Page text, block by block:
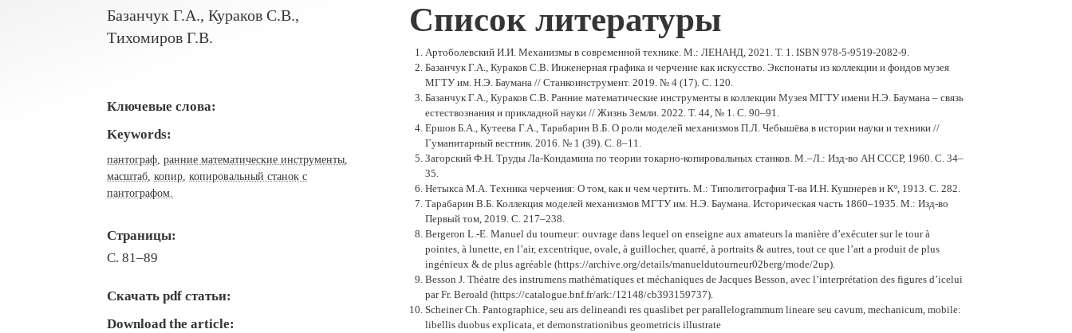
Базанчук Г.А., Кураков С.В.,
Тихомиров Г.В.
Ключевые слова:
Keywords:
пантограф ,ранние математические инструменты
масштаб ,копир ,копировальный станок с
пантографом.
Страницы:
С. 81–89
Скачать pdf статьи:
Download the article:
Список литературы
Артоболевский И.И. Механизмы в современной технике. М.: ЛЕНАНД, 2021. Т. 1. ISBN 978-5-9519-2082-9.
Базанчук Г.А., Кураков С.В. Инженерная графика и черчение как искусство. Экспонаты из коллекции и фондов музея
МГТУ им. Н.Э. Баумана // Станкоинструмент. 2019. № 4 (17). C. 120.
Базанчук Г.А., Кураков С.В. Ранние математические инструменты в коллекции Музея МГТУ имени Н.Э. Баумана – связь
естествознания и прикладной науки // Жизнь Земли. 2022. Т. 44, № 1. С. 90–91.
Ершов Б.А., Кутеева Г.А., Тарабарин В.Б. О роли моделей механизмов П.Л. Чебышёва в истории науки и техники //
Гуманитарный вестник. 2016. № 1 (39). С. 8–11.
Загорский Ф.Н. Труды Ла-Кондамина по теории токарно-копировальных станков. М. –Л.: Изд-во АН СССР, 1960. С. 34–
35.
Нетыкса М.А. Техника черчения: О том, как и чем чертить. М.: Типолитография Т-ва И.Н. Кушнерев и Кº, 1913. С. 282.
Тарабарин В.Б. Коллекция моделей механизмов МГТУ им. Н.Э. Баумана. Историческая часть 1860–1935. М.: Изд-во
Первый том, 2019. С. 217–238.
Bergeron L.-E. Manuel du tourneur: ouvrage dans lequel on enseigne aux amateurs la manière d’exécuter sur le tour à
pointes, à lunette, en l’air, excentrique, ovale, à guillocher, quarré, à portraits & autres, tout ce que l’art a produit de plus
ingénieux & de plus agréable (https://archive.org/details/manueldutourneur02berg/mode/2up).
Besson J. Théatre des instrumens mathématiques et méchaniques de Jacques Besson, avec l’interprétation des figures d’icelui
par Fr. Beroald (https://catalogue.bnf.fr/ark:/12148/cb393159737).
Scheiner Ch. Pantographice, seu ars delineandi res quaslibet per parallelogrammum lineare seu cavum, mechanicum, mobile:
libellis duobus explicata, et demonstrationibus geometricis illustrate